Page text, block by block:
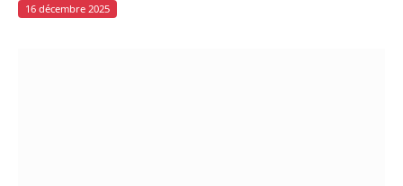
16 décembre 2025